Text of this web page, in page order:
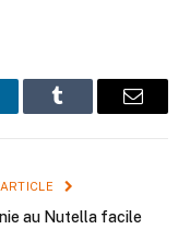
Tumblr Email
au Nutella facile